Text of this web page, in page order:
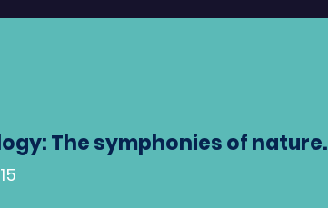
The symphonies of nature.